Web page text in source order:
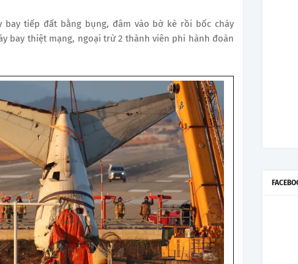
bay tiếp đất bằng bụng, đâm vào bờ kè rồi bốc cháy
bay thiệt mạng, ngoại trừ 2 thành viên phi hành đoàn